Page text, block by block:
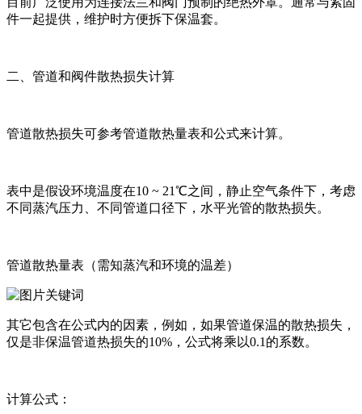
件一起提供，维护时方便拆下保温套。
二、管道和阀件散热损失计算
管道散热损失可参考管道散热量表和公式来计算。
表中是假设环境温度在10 ~ 21℃之间，静止空气条件下，考虑
不同蒸汽压力、不同管道口径下，水平光管的散热损失。
管道散热量表（需知蒸汽和环境的温差）
其它包含在公式内的因素，例如，如果管道保温的散热损失，
仅是非保温管道热损失的10%，公式将乘以0.1的系数。
计算公式：